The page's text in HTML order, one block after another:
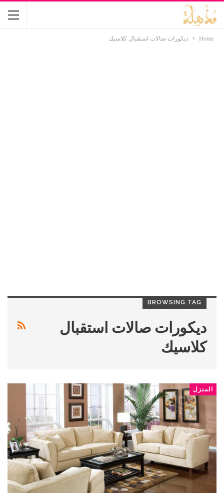
Home ديكورات صالات استقبال كلاسيك
BROWSING TAG
ديكورات صالات استقبال
كلاسيك
المنزل